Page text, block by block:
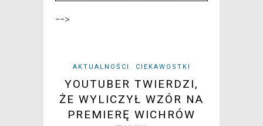
-->
AKTUALNOŚCI CIEKAWOSTKI
YOUTUBER TWIERDZI,
ŻE WYLICZYŁ WZÓR NA
PREMIERĘ WICHRÓW